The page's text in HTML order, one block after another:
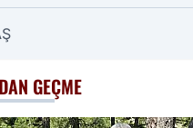
GEÇME